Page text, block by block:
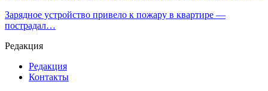
Зарядное устройство привело к пожару в квартире —
пострадал…
Редакция
Редакция
Контакты